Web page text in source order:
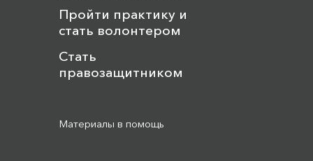
Пройти практику и
стать волонтером
Стать
правозащитником
Материалы в помощь